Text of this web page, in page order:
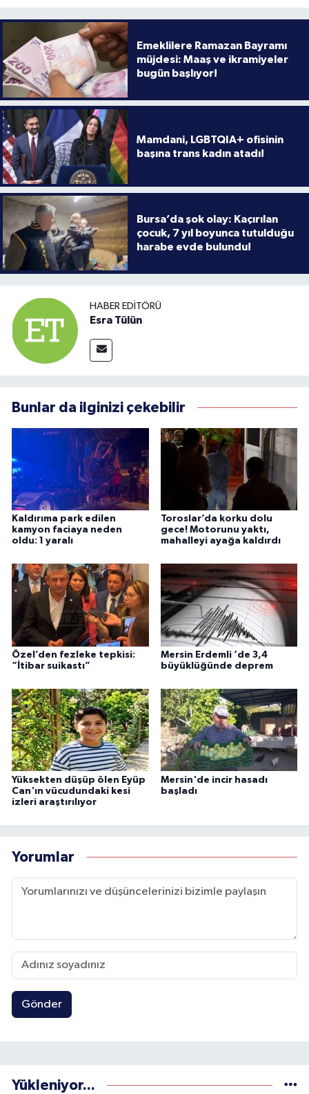
Emeklilere Ramazan Bayramı
müjdesi: Maaş ve ikramiyeler
bugün başlıyor!
Mamdani, LGBTQIA+ ofisinin
başına trans kadın atadı!
Bursa’da şok olay: Kaçırılan
çocuk, 7 yıl boyunca tutulduğu
harabe evde bulundu!
HABER EDITÖRÜ
Esra Tülün
Bunlar da ilginizi çekebilir
Kaldırıma park edilen
kamyon faciaya neden
oldu: 1 yaralı
Toroslar’da korku dolu
gece! Motorunu yaktı,
mahalleyi ayağa kaldırdı
Özel’den fezleke tepkisi:
“İtibar suikastı”
Mersin Erdemli ‘de 3,4
büyüklüğünde deprem
Yüksekten düşüp ölen Eyüp
Can'ın vücudundaki kesi
izleri araştırılıyor
Mersin'de incir hasadı
başladı
Yorumlar
Gönder
Yükleniyor...